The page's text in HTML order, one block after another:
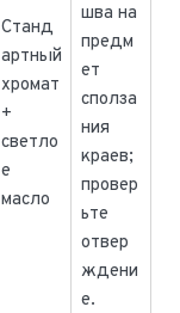
Станд
артный
хромат
+
светло
е
масло
шва на
предм
ет
сполза
ния
краев;
провер
ьте
отвер
ждени
е.